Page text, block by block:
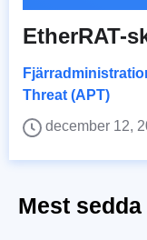
EtherRAT-
Threat (APT)
december 12,
Mest sedda